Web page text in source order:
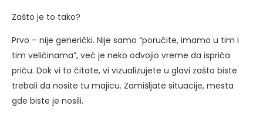
Zašto je to tako?
Prvo – nije generički. Nije samo “poručite, imamo u tim i
tim veličinama”, već je neko odvojio vreme da ispriča
priču. Dok vi to čitate, vi vizualizujete u glavi zašto biste
trebali da nosite tu majicu. Zamišljate situacije, mesta
gde biste je nosili.